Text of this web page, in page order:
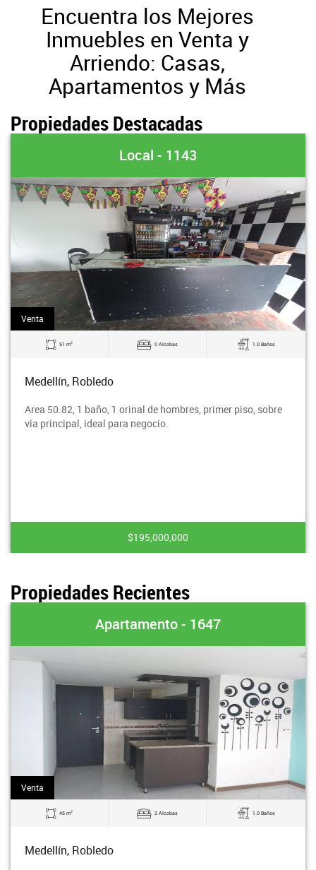
Encuentra los Mejores
Inmuebles en Venta y
Arriendo: Casas,
Apartamentos y Más
Propiedades Destacadas
Local - 1143
Venta
51 m2 0 Alcobas 1.0 Baños
Medellín, Robledo
Area 50.82, 1 baño, 1 orinal de hombres, primer piso, sobre
via principal, ideal para negocio.
$195,000,000
Propiedades Recientes
Apartamento - 1647
Venta
45 m2 2 Alcobas 1.0 Baños
Medellín, Robledo